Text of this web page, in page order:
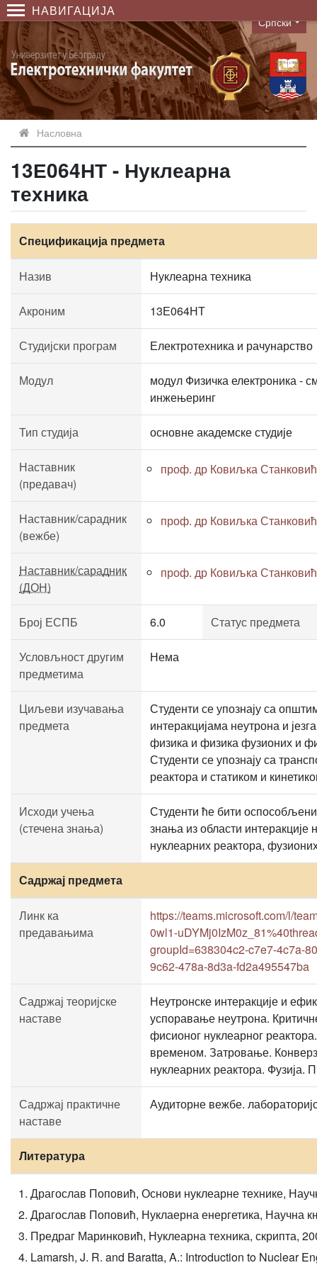
НАВИГАЦИЈА
Language
Српски
Насловна
13Е064НТ - Нуклеарна
техника
Спецификација предмета
Назив Нуклеарна техника
Акроним 13Е064НТ
Студијски програм Електротехника и рачунарство
Модул
модул Физичка електроника -
инжењеринг
Тип студија основне академске студије
Наставник
(предавач)
проф. др Ковиљка Станковић
Наставник/сарадник
(вежбе)
проф. др Ковиљка Станковић
Наставник/сарадник
(ДОН)
проф. др Ковиљка Станковић
Број ЕСПБ 6.0 Статус предмета
Условљност другим
предметима
Нема
Циљеви изучавања
предмета
Студенти се упознају са
интеракцијама неутрона и
физика и физика фузионих и
Студенти се упознају са
реактора и статиком и
Исходи учења
(стечена знања)
Студенти ће бити
знања из области интеракције
нуклеарних реактора,
Садржај предмета
Линк ка
предавањима
https://teams.microsoft.com/l/
0wl1-
groupId=638304c2-c7e7-4c7a-
9c62-478a-8d3a-fd2a495547ba
Садржај теоријске
наставе
Неутронске интеракције и
успоравање неутрона.
фисионог нуклеарног
временом. Затровање.
нуклеарних реактора. Фузија.
Садржај практичне
наставе
Аудиторне вежбе.
Литература
Драгослав Поповић, Основи нуклеарне технике,
Драгослав Поповић, Нуклаерна енергетика, Научна
Предраг Маринковић, Нуклеарна техника, скрипта,
Lamarsh, J. R. and Baratta, A.: Introduction to Nuclear